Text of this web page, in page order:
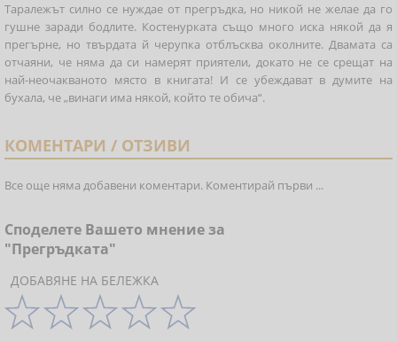
Таралежът силно се нуждае от прегръдка, но никой не желае да го
гушне заради бодлите. Костенурката също много иска някой да я
прегърне, но твърдата й черупка отблъсква околните. Двамата са
отчаяни, че няма да си намерят приятели, докато не се срещат на
най-неочакваното място в книгата! И се убеждават в думите на
бухала, че „винаги има някой, който те обича“.
КОМЕНТАРИ / ОТЗИВИ
Все още няма добавени коментари. Коментирай първи ...
Споделете Вашето мнение за
"Прегръдката"
ДОБАВЯНЕ НА БЕЛЕЖКА